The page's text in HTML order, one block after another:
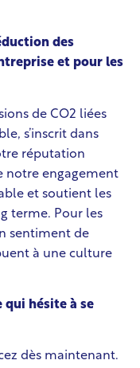
des
et pour les
de CO2 liées
s’inscrit dans
réputation
notre engagement
et soutient les
terme. Pour les
sentiment de
à une culture
qui hésite à se
dès maintenant.